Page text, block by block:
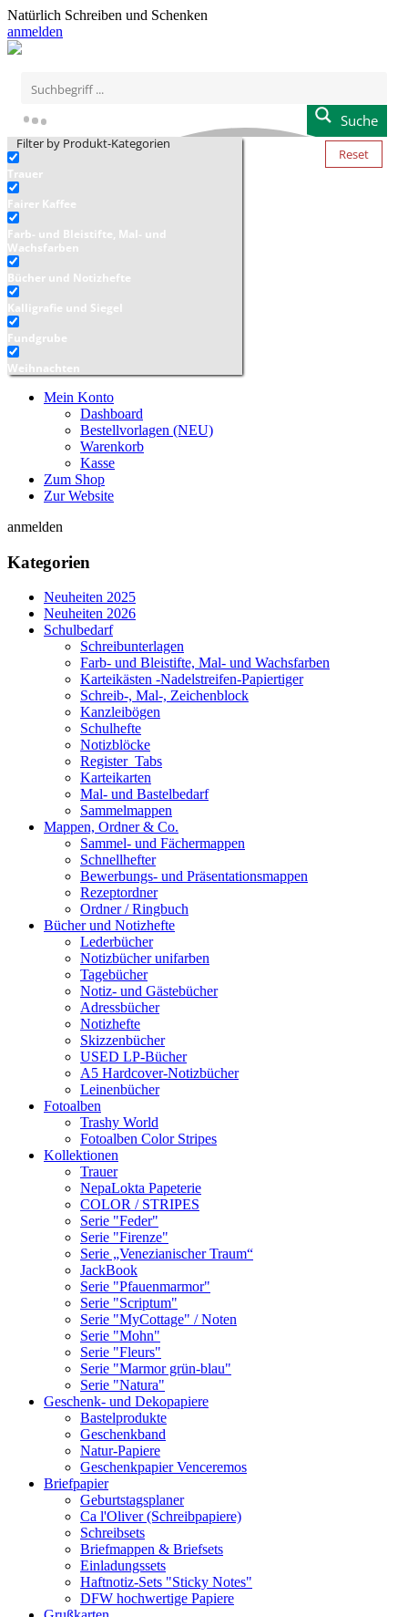
Natürlich Schreiben und Schenken
anmelden
Suche
Filter by Produkt-Kategorien
Trauer
Fairer Kaffee
Farb- und Bleistifte, Mal- und
Wachsfarben
Bücher und Notizhefte
Kalligrafie und Siegel
Fundgrube
Weihnachten
Reset
Mein Konto
Dashboard
Bestellvorlagen (NEU)
Warenkorb
Kasse
Zum Shop
Zur Website
anmelden
Kategorien
Neuheiten 2025
Neuheiten 2026
Schulbedarf
Schreibunterlagen
Farb- und Bleistifte, Mal- und Wachsfarben
Karteikästen -Nadelstreifen-Papiertiger
Schreib-, Mal-, Zeichenblock
Kanzleibögen
Schulhefte
Notizblöcke
Register_Tabs
Karteikarten
Mal- und Bastelbedarf
Sammelmappen
Mappen, Ordner & Co.
Sammel- und Fächermappen
Schnellhefter
Bewerbungs- und Präsentationsmappen
Rezeptordner
Ordner / Ringbuch
Bücher und Notizhefte
Lederbücher
Notizbücher unifarben
Tagebücher
Notiz- und Gästebücher
Adressbücher
Notizhefte
Skizzenbücher
USED LP-Bücher
A5 Hardcover-Notizbücher
Leinenbücher
Fotoalben
Trashy World
Fotoalben Color Stripes
Kollektionen
Trauer
NepaLokta Papeterie
COLOR / STRIPES
Serie "Feder"
Serie "Firenze"
Serie „Venezianischer Traum“
JackBook
Serie "Pfauenmarmor"
Serie "Scriptum"
Serie "MyCottage" / Noten
Serie "Mohn"
Serie "Fleurs"
Serie "Marmor grün-blau"
Serie "Natura"
Geschenk- und Dekopapiere
Bastelprodukte
Geschenkband
Natur-Papiere
Geschenkpapier Venceremos
Briefpapier
Geburtstagsplaner
Ca l'Oliver (Schreibpapiere)
Schreibsets
Briefmappen & Briefsets
Einladungssets
Haftnotiz-Sets "Sticky Notes"
DFW hochwertige Papiere